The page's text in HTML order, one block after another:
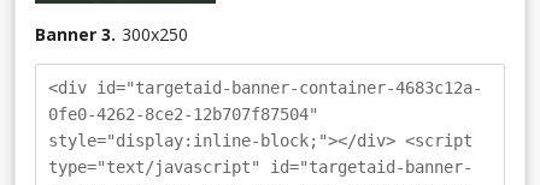
Banner 3. 300x250
<div id="targetaid-banner-container-4683c12a-
0fe0-4262-8ce2-12b707f87504"
style="display:inline-block;"></div> <script
type="text/javascript" id="targetaid-banner-